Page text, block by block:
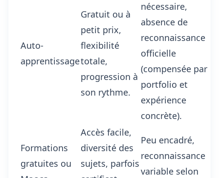
Auto-
apprentissage
Gratuit ou à
petit prix,
flexibilité
totale,
progression à
son rythme.
nécessaire,
absence de
reconnaissance
officielle
(compensée par
portfolio et
expérience
concrète).
Formations
gratuites ou
Accès facile,
diversité des
sujets, parfois
Peu encadré,
reconnaissance
variable selon